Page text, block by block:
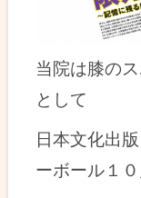
当院は膝の
として
日本文化出
ーボール１